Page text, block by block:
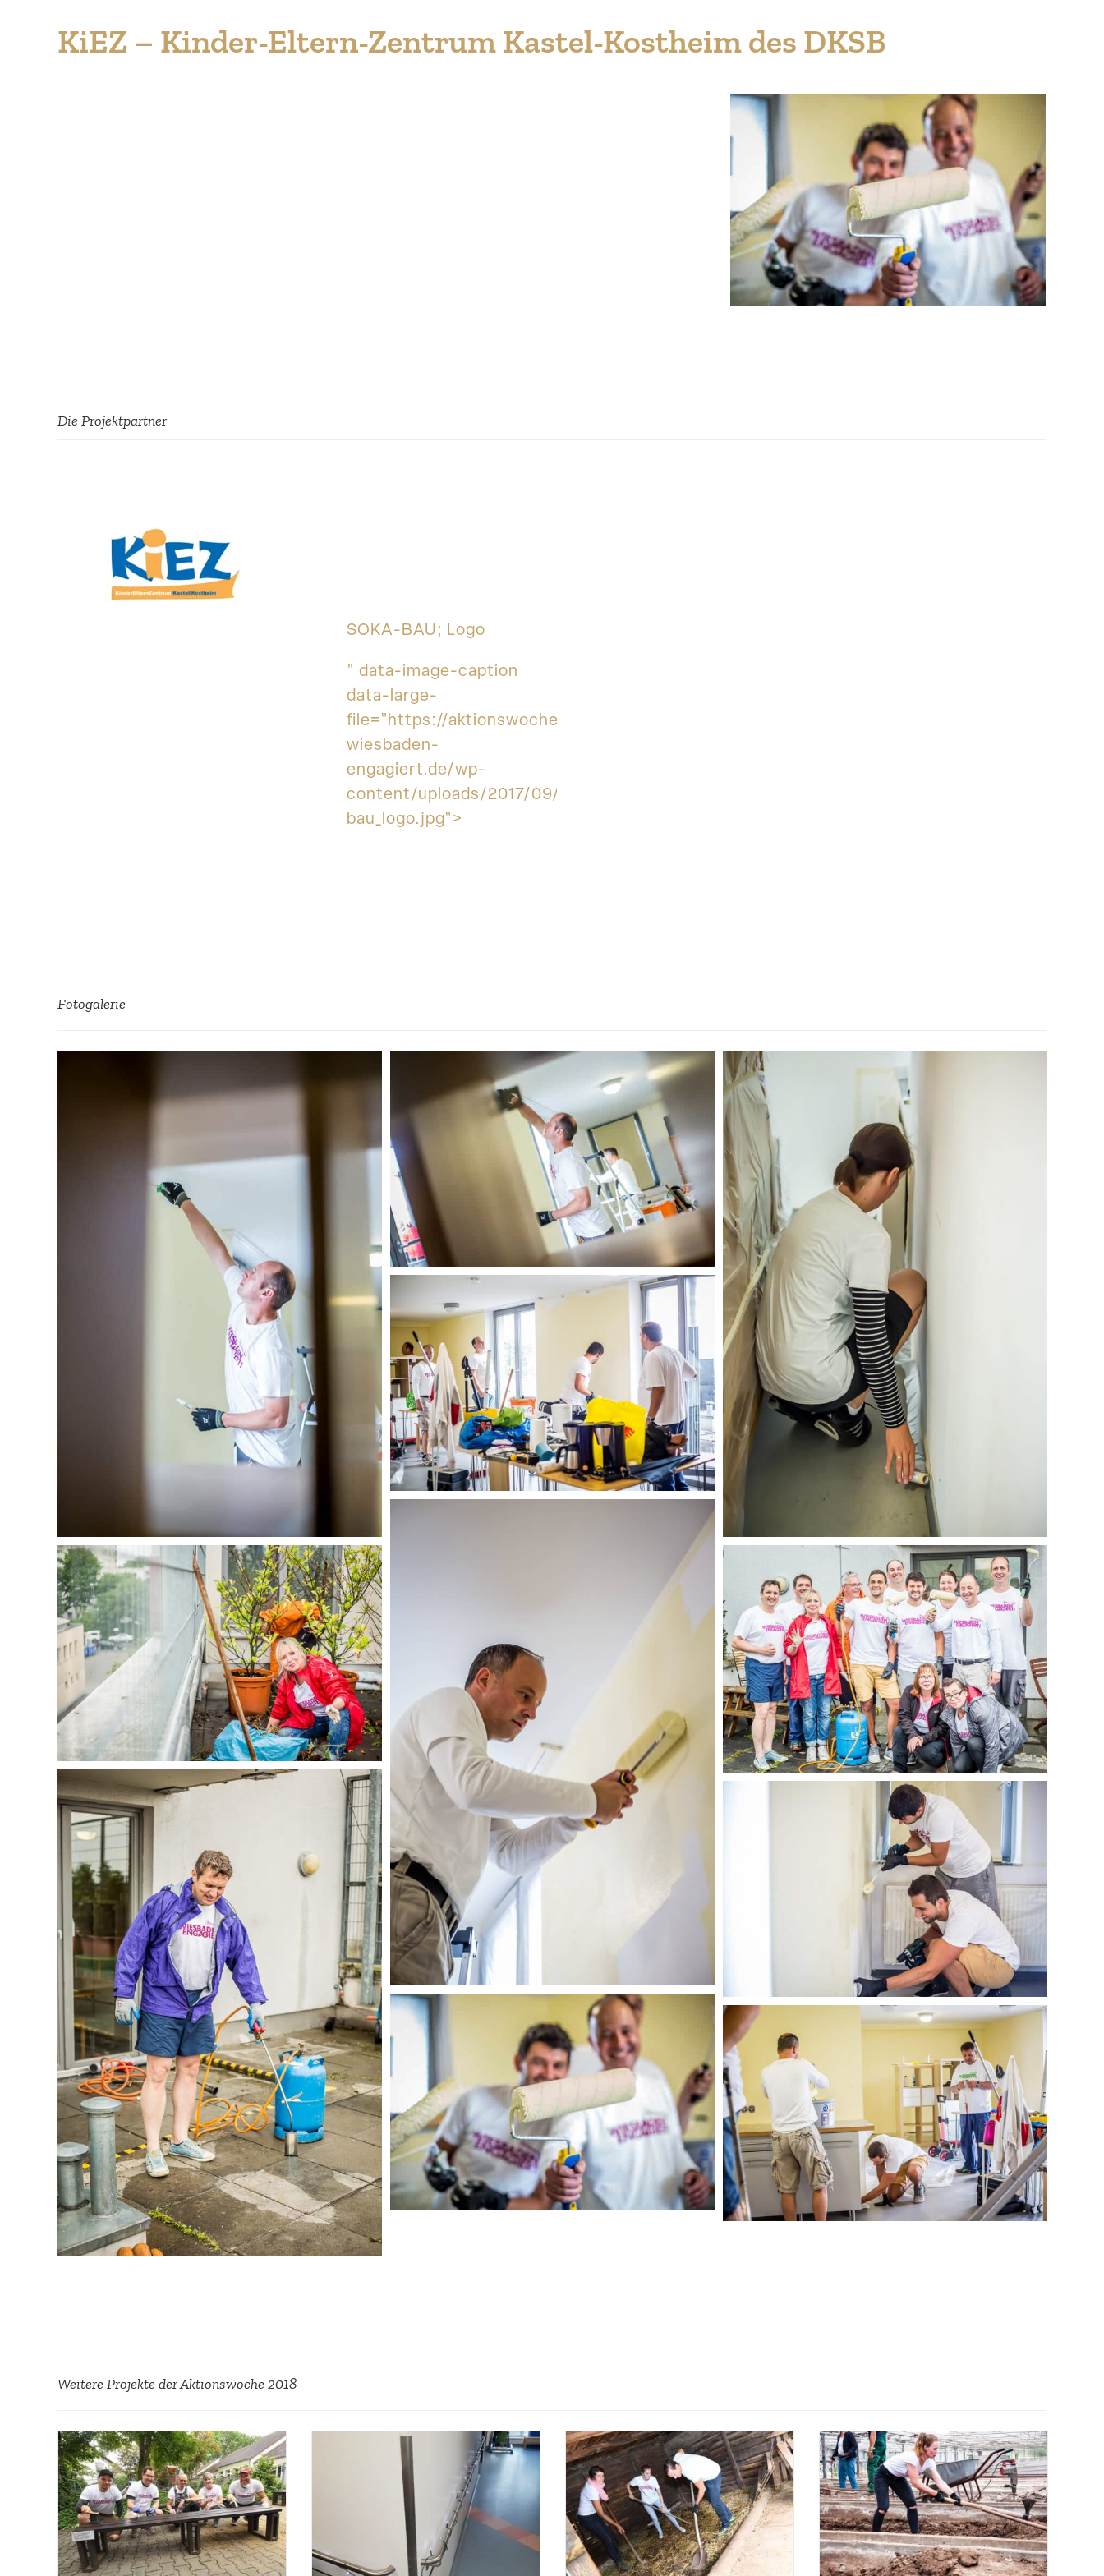
KiEZ – Kinder-Eltern-Zentrum Kastel-Kostheim des DKSB
Die Projekt­partner
SOKA-BAU; Logo
" data-image-caption
data-large-
file="https://aktionswoche-
wiesbaden-
engagiert.de/wp-
content/uploads/2017/09/soka-
bau_logo.jpg">
Fotoga­lerie
Weitere Projekte der Aktions­woche 2018